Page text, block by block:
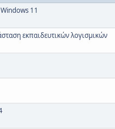
11
εκπαιδευτικών λογισμικών